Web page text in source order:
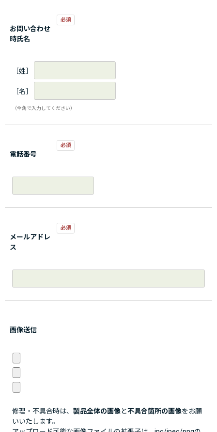
お問い合わせ
時氏名
［姓］
［名］
（全角で入力してください）
電話番号
メールアドレ
ス
画像送信
修理・不具合時は、 製品全体の画像と不具合箇所の画像をお願
いいたします。